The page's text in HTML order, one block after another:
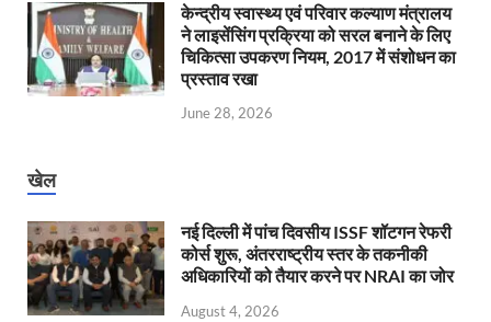
केन्‍द्रीय स्वास्थ्य एवं परिवार कल्याण मंत्रालय
ने लाइसेंसिंग प्रक्रिया को सरल बनाने के लिए
चिकित्सा उपकरण नियम, 2017 में संशोधन का
प्रस्ताव रखा
June 28, 2026
खेल
नई दिल्ली में पांच दिवसीय ISSF शॉटगन रेफरी
कोर्स शुरू, अंतरराष्ट्रीय स्तर के तकनीकी
अधिकारियों को तैयार करने पर NRAI का जोर
August 4, 2026